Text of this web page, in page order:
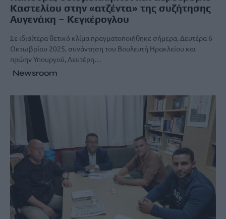
Καστελίου στην «ατζέντα» της συζήτησης
Αυγενάκη – Κεγκέρογλου
Σε ιδιαίτερα θετικό κλίμα πραγματοποιήθηκε σήμερα, Δευτέρα 6
Οκτωβρίου 2025, συνάντηση του Βουλευτή Ηρακλείου και
πρώην Υπουργού, Λευτέρη…
Newsroom